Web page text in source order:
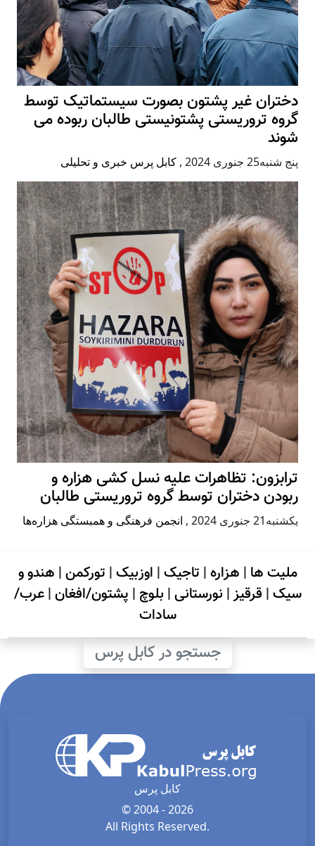
غیر پشتون بصورت سیستماتیک توسط
تروریستی پشتونیستی طالبان ربوده می
جنوری 2024 ,کابل پرس خبری و تحلیلی
تظاهرات علیه نسل کشی هزاره و
دختران توسط گروه تروریستی طالبان
,انجمن فرهنگی و همبستگی هزاره‌ها
ها|هزاره |تاجیک|اوزبیک|تورکمن|هندو و
|قرقیز |نورستانی|بلوچ|پشتون/افغان|عرب/
سادات
جستجو در کابل پرس
کابل پرس
© 2004 - 2026
All Rights Reserved.